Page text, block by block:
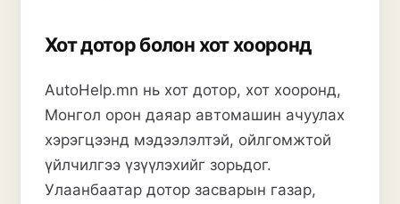
Хот дотор болон хот хооронд
AutoHelp.mn нь хот дотор, хот хооронд,
Монгол орон даяар автомашин ачуулах
хэрэгцээнд мэдээлэлтэй, ойлгомжтой
үйлчилгээ үзүүлэхийг зорьдог.
Улаанбаатар дотор засварын газар,